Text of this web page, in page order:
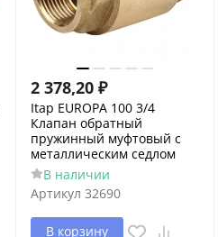
2 378,20 ₽
Itap EUROPA 100 3/4
Клапан обратный
пружинный муфтовый с
металлическим седлом
В наличии
Артикул 32690
В корзину